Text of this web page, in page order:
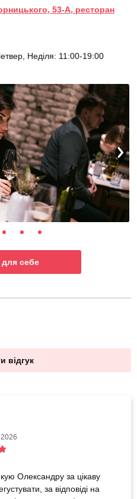
53-А, ресторан
Неділя: 11:00-19:00
для себе
відгук
Олександру за цікаву
за відповіді на